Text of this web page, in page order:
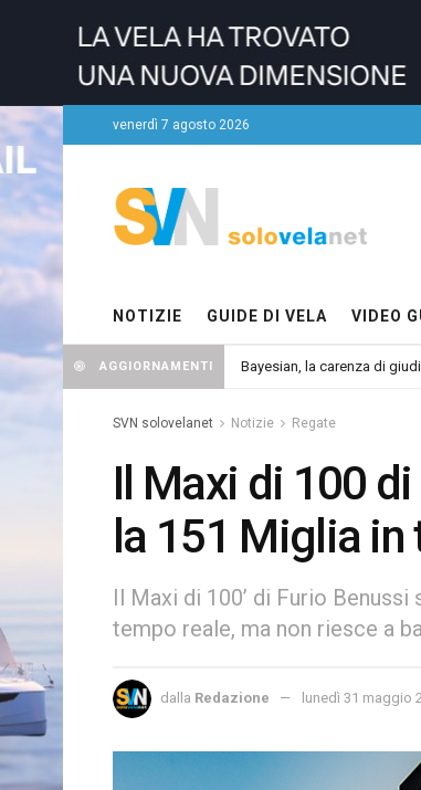
venerdì 7 agosto 2026
NOTIZIE GUIDE DI VELA VIDEO
AGGIORNAMENTI Bayesian, la carenza di
SVN solovelanet Notizie Regate
Il Maxi di 100
la 151 Miglia
Il Maxi di 100’ di Furio
tempo reale, ma non riesce a
dalla Redazione lunedì 31 maggio